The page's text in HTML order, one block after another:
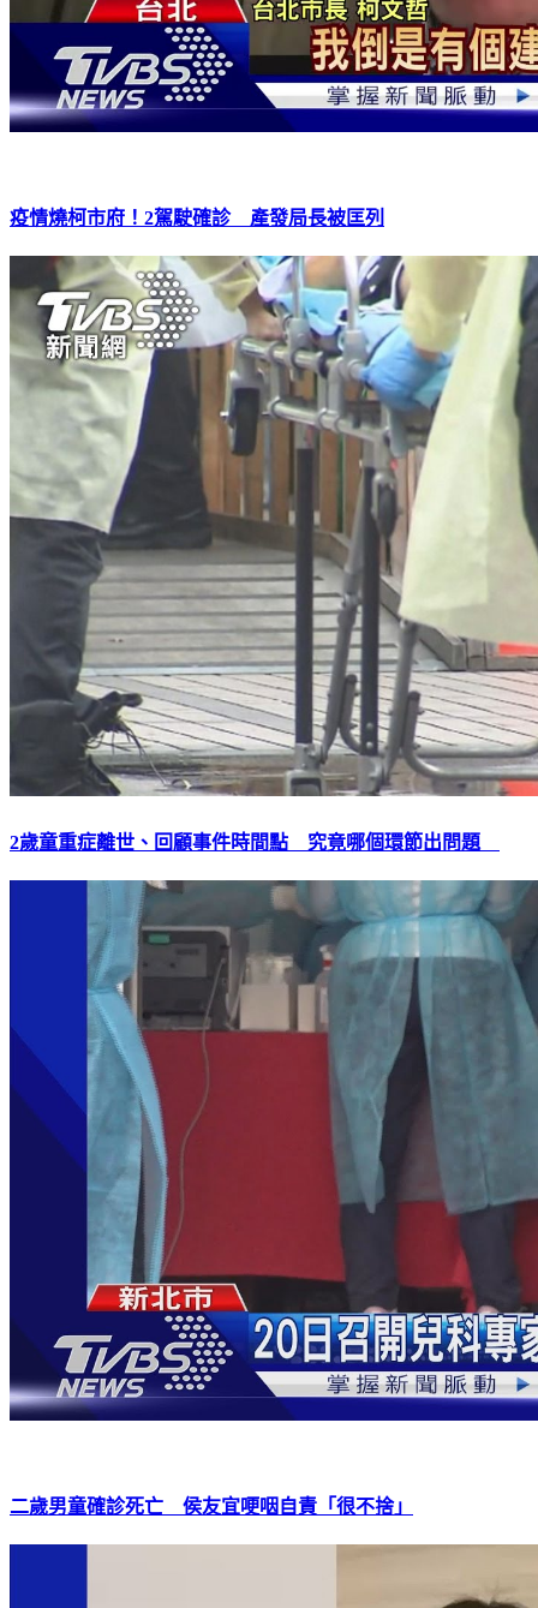
疫情燒柯市府！2駕駛確診 產發局長被匡列
2歲童重症離世、回顧事件時間點 究竟哪個環節出問題
二歲男童確診死亡 侯友宜哽咽自責「很不捨」